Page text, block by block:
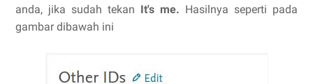
anda, jika sudah tekan It's me. Hasilnya seperti pada
gambar dibawah ini